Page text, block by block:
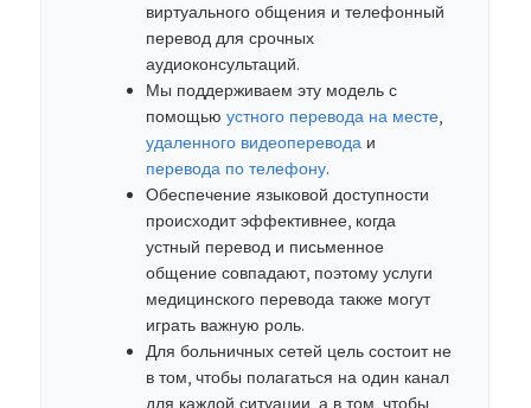
виртуального общения и телефонный
перевод для срочных
аудиоконсультаций.
Мы поддерживаем эту модель с
помощью устного перевода на месте,
удаленного видеоперевода и
перевода по телефону.
Обеспечение языковой доступности
происходит эффективнее, когда
устный перевод и письменное
общение совпадают, поэтому услуги
медицинского перевода также могут
играть важную роль.
Для больничных сетей цель состоит не
в том, чтобы полагаться на один канал
для каждой ситуации, а в том, чтобы